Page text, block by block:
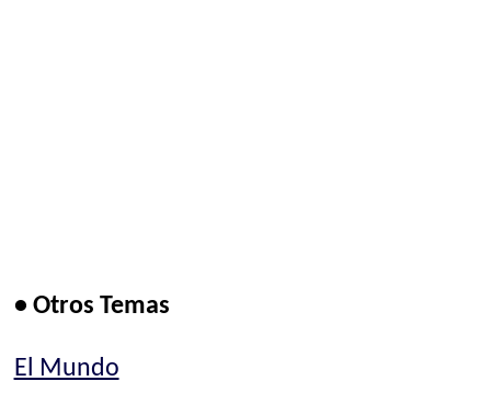
• Otros Temas
El Mundo